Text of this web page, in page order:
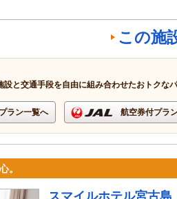
この施
設と交通手段を自由に組み合わせたおトクな
ラン一覧へ 航空券付プラ
。